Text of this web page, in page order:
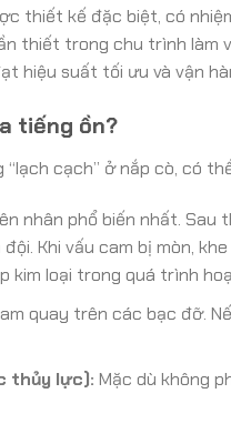
thiết kế đặc biệt, có
thiết trong chu trình làm
hiệu suất tối ưu và vận
tiếng ồn?
cạch” ở nắp cò, có
nhân phổ biến nhất. Sau
Khi vấu cam bị mòn,
kim loại trong quá trình
quay trên các bạc đỡ.
thủy lực): Mặc dù không